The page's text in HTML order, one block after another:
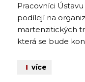
Pracovníci
podílejí na
martenzitických
která se bude
více